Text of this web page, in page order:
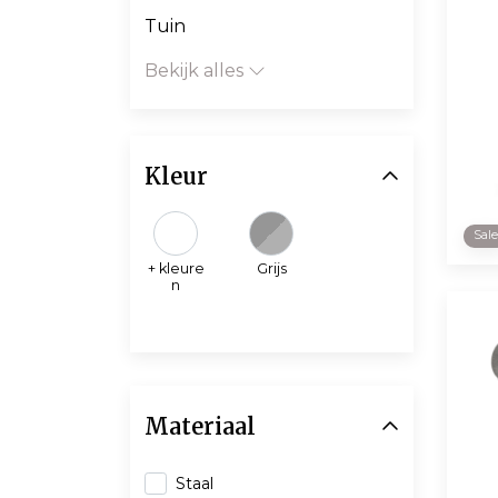
Sale
Tuin
Bekijk alles
Kleur
+ kleure
n
Grijs
Materiaal
Staal